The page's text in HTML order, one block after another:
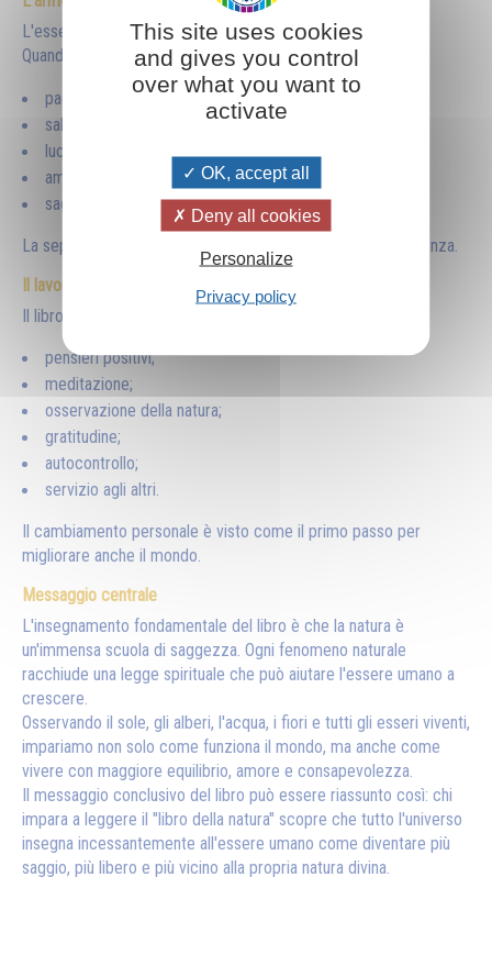
L'essere umano non è separato dalla natura.
Quando rispetta le leggi universali sviluppa:
pace interiore;
salute;
lucidità;
amore;
saggezza.
La separazione dalla natura porta invece squilibrio e sofferenza.
Il lavoro interiore
Il libro invita a trasformare sé stessi ogni giorno attraverso:
pensieri positivi;
meditazione;
osservazione della natura;
gratitudine;
autocontrollo;
servizio agli altri.
Il cambiamento personale è visto come il primo passo per
migliorare anche il mondo.
Messaggio centrale
L'insegnamento fondamentale del libro è che la natura è
un'immensa scuola di saggezza. Ogni fenomeno naturale
racchiude una legge spirituale che può aiutare l'essere umano a
crescere.
Osservando il sole, gli alberi, l'acqua, i fiori e tutti gli esseri viventi,
impariamo non solo come funziona il mondo, ma anche come
vivere con maggiore equilibrio, amore e consapevolezza.
Il messaggio conclusivo del libro può essere riassunto così: chi
impara a leggere il "libro della natura" scopre che tutto l'universo
insegna incessantemente all'essere umano come diventare più
saggio, più libero e più vicino alla propria natura divina.
This site uses cookies
and gives you control
over what you want to
activate
OK, accept all
Deny all cookies
Personalize
Privacy policy